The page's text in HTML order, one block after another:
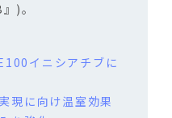
)。
イニシアチブに
現に向け温室効果